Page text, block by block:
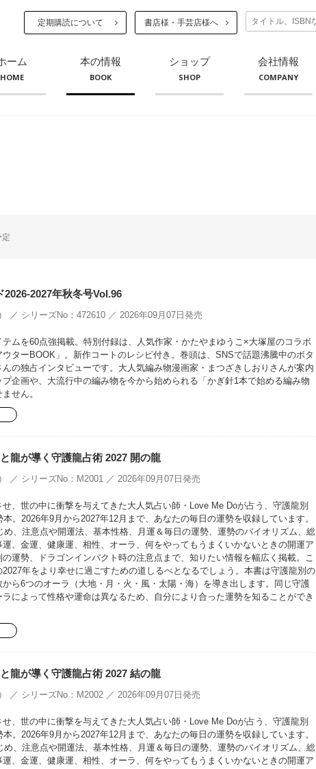
定期購読について 書店様・手芸店様へ
ーム
HOME
本の情報
BOOK
ショップ
SHOP
会社情報
COMPANY
定
2026-2027年秋冬号Vol.96
／ シリーズNo：472610 ／ 2026年09月07日発売
ムを60点強掲載。特別付録は、人気作家・かたやまゆうこ×大塚屋のコラボ
ウターBOOK」。新作コートのレシピ付き。巻頭は、SNSで話題沸騰中のボタ
の独占インタビューです。大人気編み物漫画家・まつざきしおりさんが案内
企画や、大流行中の編み物を今から始められる「かぎ針1本で始める編み物
せん。
龍が導く守護龍占術 2027 開の龍
／ シリーズNo：M2001 ／ 2026年09月07日発売
、世の中に衝撃を与えてきた大人気占い師・Love Me Doが占う、守護龍別
本。2026年9月から2027年12月まで、あなたの毎日の運勢を収録しています。
め、注意点や開運法、基本性格、月運＆毎日の運勢、運勢のバイオリズム、総
、金運、健康運、相性、オーラ、何をやってもうまくいかないときの開運ア
運勢、ドラゴンインパクト時の注意点まで、知りたい情報を幅広く掲載。こ
年をより幸せに過ごすための道しるべとなるでしょう。本書は守護龍別の
ら6つのオーラ（大地・月・火・風・太陽・海）を導き出します。同じ守護
によって性格や運命は異なるため、自分により合った運勢を知ることができ
龍が導く守護龍占術 2027 結の龍
／ シリーズNo：M2002 ／ 2026年09月07日発売
、世の中に衝撃を与えてきた大人気占い師・Love Me Doが占う、守護龍別
本。2026年9月から2027年12月まで、あなたの毎日の運勢を収録しています。
め、注意点や開運法、基本性格、月運＆毎日の運勢、運勢のバイオリズム、総
、金運、健康運、相性、オーラ、何をやってもうまくいかないときの開運ア